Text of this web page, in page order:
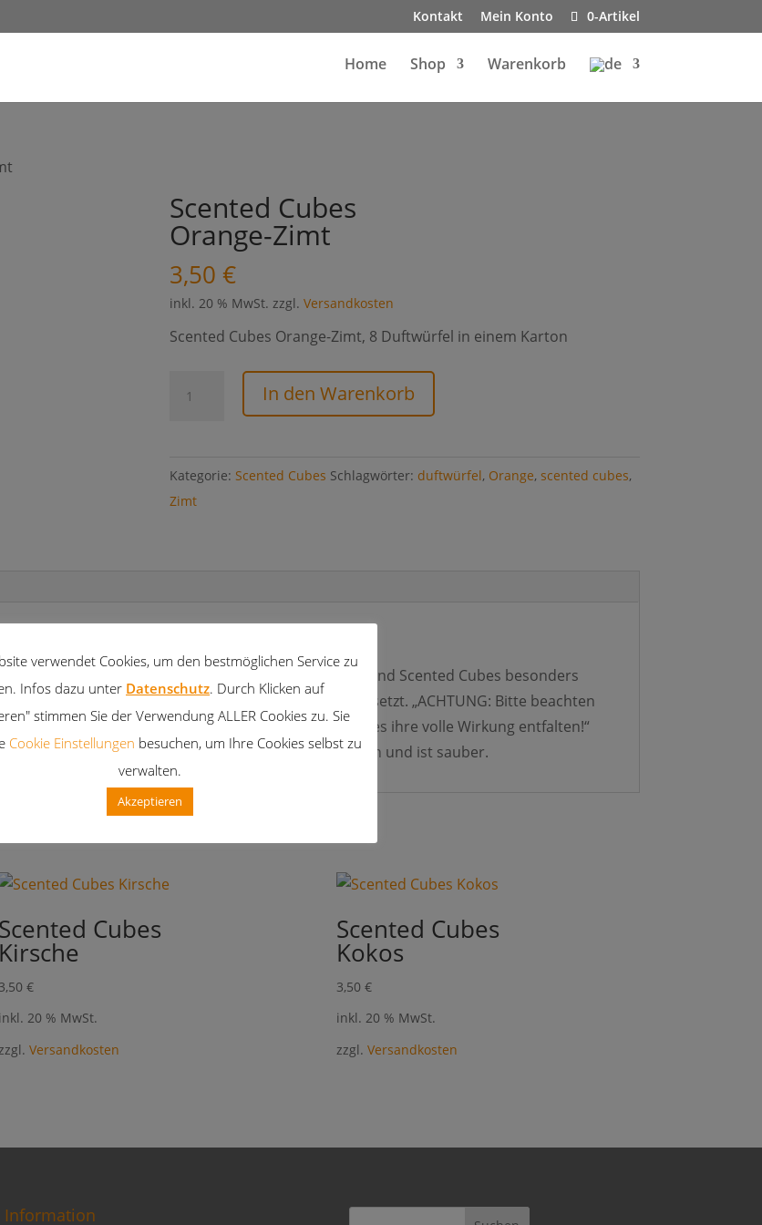
Kontakt Mein Konto 0-Artikel
Home Shop Warenkorb
Scented Cubes
Orange-Zimt
3,50 €
inkl. 20 % MwSt. zzgl. Versandkosten
Scented Cubes Orange-Zimt, 8 Duftwürfel in einem Karton
Menge
In den Warenkorb
Kategorie: Scented Cubes Schlagwörter: duftwürfel, Orange, scented cubes,
Zimt
kleinen Karton. Mit einer Größe von nur 15 mm sind Scented Cubes besonders
kombinieren. Der Kreativität sind keine Grenzen gesetzt. „ACHTUNG: Bitte beachten
Lampe von ca. 12 cm. Nur so können Scented Cubes ihre volle Wirkung entfalten!“
Palmwachs. Dieser Rohstoff wächst nach und ist sauber.
Scented Cubes
Kirsche
3,50 €
inkl. 20 % MwSt.
Versandkosten
Scented Cubes
Kokos
3,50€
inkl. 20 % MwSt.
zzgl.Versandkosten
Information
verwendet Cookies, um den bestmöglichen Service zu
Infos dazu unter Datenschutz. Durch Klicken auf
stimmen Sie der Verwendung ALLER Cookies zu. Sie
Cookie Einstellungen besuchen, um Ihre Cookies selbst zu
verwalten.
Akzeptieren